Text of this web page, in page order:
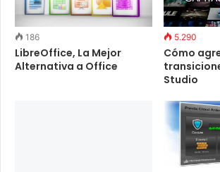
186
LibreOffice, La Mejor
Alternativa a Office
5.290
Cómo
Studio